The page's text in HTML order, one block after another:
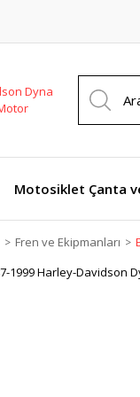
Motosiklet Çanta
Fren ve Ekipmanları